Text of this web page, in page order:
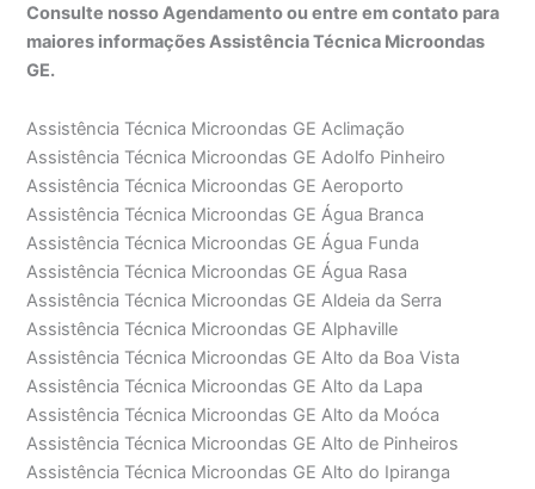
Consulte nosso Agendamento ou entre em contato para
maiores informações Assistência Técnica Microondas
GE.
Assistência Técnica Microondas GE Aclimação
Assistência Técnica Microondas GE Adolfo Pinheiro
Assistência Técnica Microondas GE Aeroporto
Assistência Técnica Microondas GE Água Branca
Assistência Técnica Microondas GE Água Funda
Assistência Técnica Microondas GE Água Rasa
Assistência Técnica Microondas GE Aldeia da Serra
Assistência Técnica Microondas GE Alphaville
Assistência Técnica Microondas GE Alto da Boa Vista
Assistência Técnica Microondas GE Alto da Lapa
Assistência Técnica Microondas GE Alto da Moóca
Assistência Técnica Microondas GE Alto de Pinheiros
Assistência Técnica Microondas GE Alto do Ipiranga